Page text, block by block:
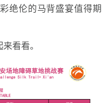
绝伦的马背盛宴值得期
看看。